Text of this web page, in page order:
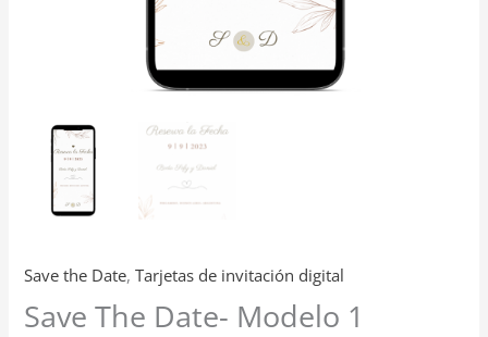
Save the Date,Tarjetas de invitación digital
Save The Date- Modelo 1